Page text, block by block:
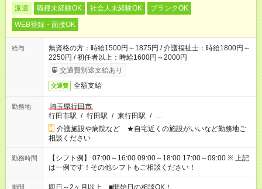
派遣 職種未経験OK 社会人未経験OK
ブランクOK
WEB登録・面接OK
給与
無資格の方：時給1500円～1875円 / 介護福祉士：時給1800円～
2250円 / 初任者以上：時給1600円～2000円
交通費別途支給あり
交通費 全額支給
勤務地
埼玉県行田市
行田市駅 / 行田駅 / 東行田駅 / …
介護施設や病院など ★自宅近くの施設がいいなど勤務地ご
相談ください
勤務時間
【シフト例】 07:00～16:00 09:00～18:00 17:00～09:00 ※ 上記
は一例です！その他シフトもご相談ください！
期間 即日～2ヶ月以上 ■開始日の相談OK！